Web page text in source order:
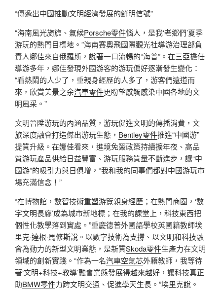
“傳遞出中國推動文明經濟發展的鮮明信號”
“海南風光旖旎、氣候Porsche零件惱人，是我‘老鄉們’夏季
游玩的熱門目標地。”海南賽奧飛國際觀光社導游治理部負
責人娜佳來自俄羅斯，說著一口流暢的“海普”。在三亞擔任
導游多年，娜佳發現外國游客的游玩偏好逐漸發生變化：
“看熱鬧的人少了，重親身經歷的人多了，游客們遠道而
來，欣賞美景之余汽車零件更盼望感觸感染中國各地的文
明風采。”
文明晉陞游玩的內涵品質，游玩促進文明的傳播消費，文
旅深度融會打造傑出游玩生態， Bentley零件推進“中國游”
提質升級。在娜佳看來，進境免簽政策持續擴年夜、高品
質游玩產品供給日益豐富、游玩服務質量不斷進步，讓“中
國游”的吸引力與日俱增，“我和我的同事們都對中國游玩市
場充滿信念！”
“在博物館，數智技術重塑游覽親身經歷；在熱門商圈，‘數
字文明長廊’成為城市新地標；在我的課堂上，科技東西把
個性化教學落到實處。”重慶德普外國語學校英國籍教師埃
里克·達根·馬修斯說。以數字技術為支撐、以文明和科技融
會為動力的新型文明業態，是新質Skoda零件生產力在文明
領域的創新實踐。“作為一名汽車空氣芯外籍教師，我等待
著‘文明+科技+教導’融會業態發展得越來越好，讓科技真正
助BMW零件力跨文明交通、促進學天生長。”埃里克說。